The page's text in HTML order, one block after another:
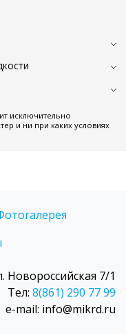
исключительно
и ни при каких условиях
Новороссийская 7/1
Тел: 8(861) 290 77 99
e-mail: info@mikrd.ru